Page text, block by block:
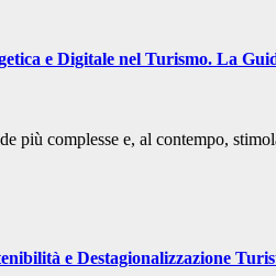
e Digitale nel Turismo. La
più complesse e, al contempo,
e Destagionalizzazione